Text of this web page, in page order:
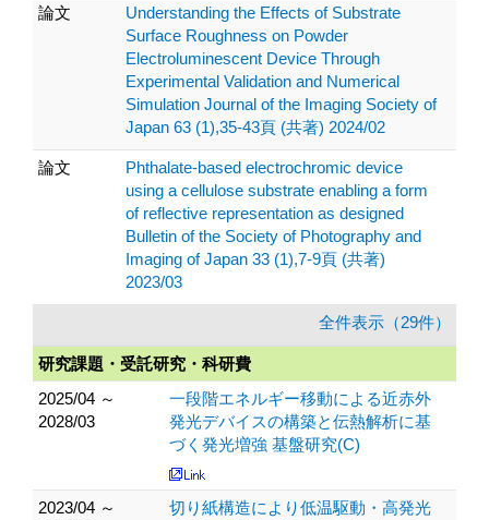
論文
Understanding the Effects of Substrate
Surface Roughness on Powder
Electroluminescent Device Through
Experimental Validation and Numerical
Simulation Journal of the Imaging Society of
Japan 63 (1),35-43頁 (共著) 2024/02
論文
Phthalate-based electrochromic device
using a cellulose substrate enabling a form
of reflective representation as designed
Bulletin of the Society of Photography and
Imaging of Japan 33 (1),7-9頁 (共著)
2023/03
全件表示（29件）
研究課題・受託研究・科研費
2025/04 ～
2028/03
一段階エネルギー移動による近赤外
発光デバイスの構築と伝熱解析に基
づく発光増強 基盤研究(C)
2023/04 ～
切り紙構造により低温駆動・高発光